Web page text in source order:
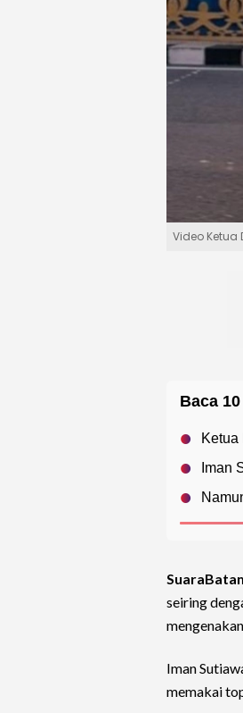
Video Ketua
Baca
Iman
seiring
Iman
memakai